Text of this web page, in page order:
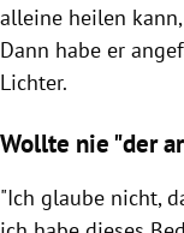
alleine heilen
Dann habe er
Lichter.
Wollte nie "der
"Ich glaube nicht,